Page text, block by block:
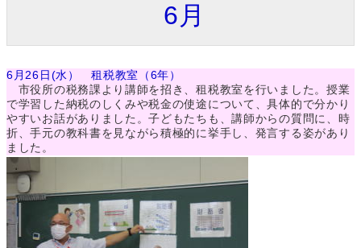
6月
6月26日(水） 租税教室（6年）
市役所の税務課より講師を招き、租税教室を行いました。授業
で学習した納税のしくみや税金の使途について、具体的で分かり
やすいお話がありました。子どもたちも、講師からの質問に、時
折、手元の教科書を見ながら積極的に挙手し、発言する姿があり
ました。